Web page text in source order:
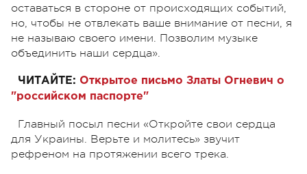
оставаться в стороне от происходящих событий,
но, чтобы не отвлекать ваше внимание от песни, я
не называю своего имени. Позволим музыке
объединить наши сердца».
ЧИТАЙТЕ: Открытое письмо Златы Огневич о
"российском паспорте"
Главный посыл песни «Откройте свои сердца
для Украины. Верьте и молитесь» звучит
рефреном на протяжении всего трека.